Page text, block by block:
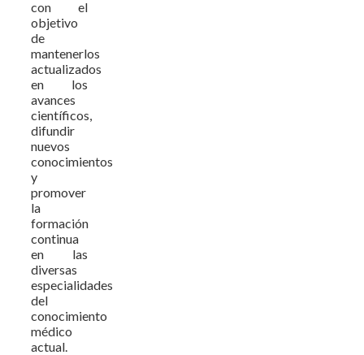
con el
objetivo
de
mantenerlos
actualizados
en los
avances
científicos,
difundir
nuevos
conocimientos
y
promover
la
formación
continua
en las
diversas
especialidades
del
conocimiento
médico
actual.